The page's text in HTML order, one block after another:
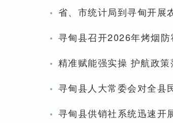
· 省、市统计局到寻甸开展
· 寻甸县召开2026年烤烟
· 精准赋能强实操 护航政策
· 寻甸县人大常委会对全县
· 寻甸县供销社系统迅速开